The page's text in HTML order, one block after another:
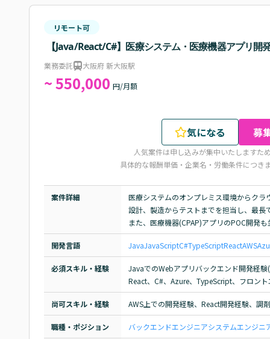
リモート可
【Java/React/C#】医療システム・医療機器アプリ開
業務委託 大阪府 新大阪駅
~ 550,000 円/月額
気になる 募
人気案件は申し込みが集中いたしますた
具体的な報酬単価・企業名・労働条件につき
案件詳細
医療システムのオンプレミス環境からク
設計、製造からテストまでを担当し、最
また、医療機器(CPAP)アプリのPOC開発
開発言語 JavaJavaScriptC#TypeScriptReactAWS
必須スキル・経験
JavaでのWebアプリバックエンド開発経験
React、C#、Azure、TypeScript、フロン
尚可スキル・経験 AWS上での開発経験、React開発経験、調
職種・ポジション バックエンドエンジニアシステムエンジニ